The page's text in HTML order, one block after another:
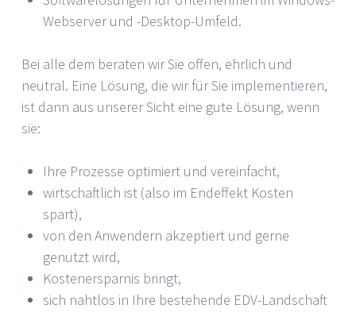
Webserver und -Desktop-Umfeld.
Bei alle dem beraten wir Sie offen, ehrlich und
neutral. Eine Lösung, die wir für Sie implementieren,
ist dann aus unserer Sicht eine gute Lösung, wenn
sie:
Ihre Prozesse optimiert und vereinfacht,
wirtschaftlich ist (also im Endeffekt Kosten
spart),
von den Anwendern akzeptiert und gerne
genutzt wird,
Kostenersparnis bringt,
sich nahtlos in Ihre bestehende EDV-Landschaft